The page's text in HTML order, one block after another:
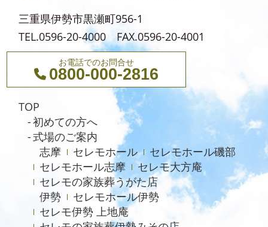
2024年1月
2023年12月
2023年10月
2023年9月
2023年8月
2023年6月
2023年5月
2023年4月
三重県伊勢市黒瀬町956-1
TEL.0596-20-4000 FAX.0596-20-4001
お電話でのお問合せ
0800-000-2816
TOP
初めての方へ
式場のご案内
志摩
セレモホール
セレモホール磯部
セレモホール志摩
セレモ大方庵
セレモの家族葬うがた店
伊勢
セレモホール伊勢
セレモ伊勢 上地庵